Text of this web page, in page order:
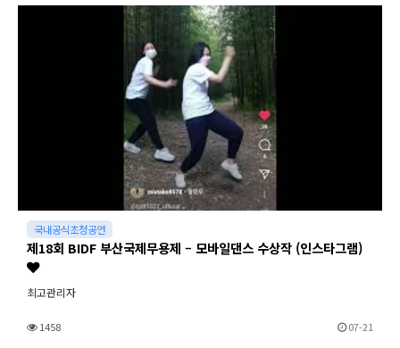
국내공식초청공연
제18회 BIDF 부산국제무용제 – 모바일댄스 수상작 (인스타그램)
최고관리자
1458 07-21